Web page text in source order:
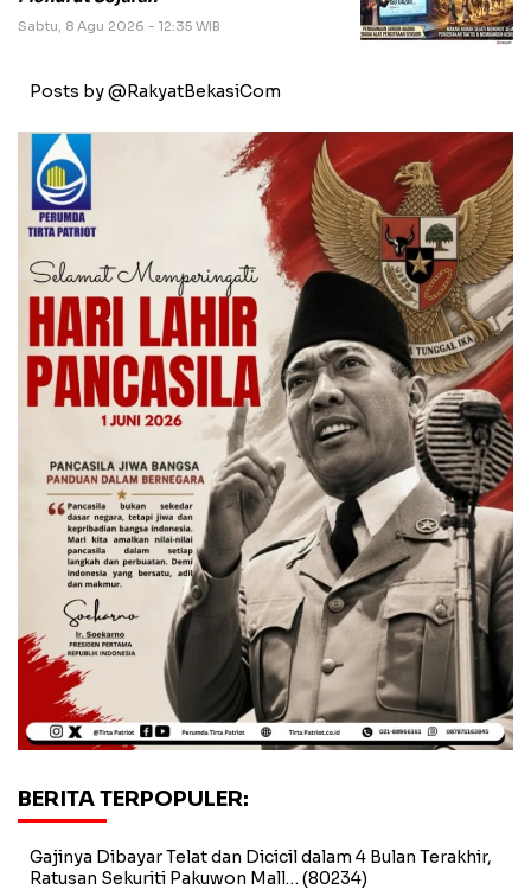
Sabtu, 8 Agu 2026 - 12:35 WIB
Posts by @RakyatBekasiCom
BERITA TERPOPULER:
Gajinya Dibayar Telat dan Dicicil dalam 4 Bulan Terakhir,
Ratusan Sekuriti Pakuwon Mall… (80234)